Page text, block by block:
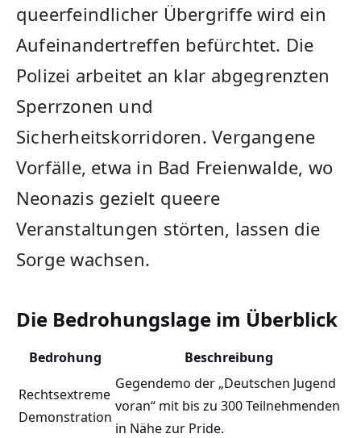
queerfeindlicher Übergriffe wird ein
Aufeinandertreffen befürchtet. Die
Polizei arbeitet an klar abgegrenzten
Sperrzonen und
Sicherheitskorridoren. Vergangene
Vorfälle, etwa in Bad Freienwalde, wo
Neonazis gezielt queere
Veranstaltungen störten, lassen die
Sorge wachsen.
Die Bedrohungslage im Überblick
Bedrohung Beschreibung
Rechtsextreme
Demonstration
Gegendemo der „Deutschen Jugend
voran“ mit bis zu 300 Teilnehmenden
in Nähe zur Pride.